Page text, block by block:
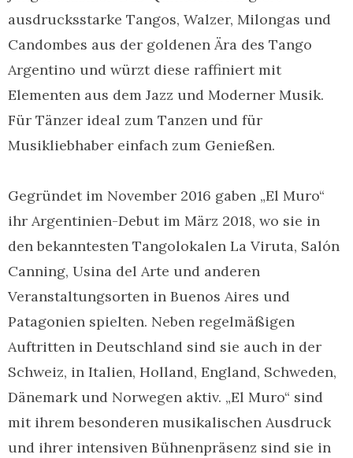
ausdrucksstarke Tangos, Walzer, Milongas und
Candombes aus der goldenen Ära des Tango
Argentino und würzt diese raffiniert mit
Elementen aus dem Jazz und Moderner Musik.
Für Tänzer ideal zum Tanzen und für
Musikliebhaber einfach zum Genießen.
Gegründet im November 2016 gaben „El Muro“
ihr Argentinien-Debut im März 2018, wo sie in
den bekanntesten Tangolokalen La Viruta, Salón
Canning, Usina del Arte und anderen
Veranstaltungsorten in Buenos Aires und
Patagonien spielten. Neben regelmäßigen
Auftritten in Deutschland sind sie auch in der
Schweiz, in Italien, Holland, England, Schweden,
Dänemark und Norwegen aktiv. „El Muro“ sind
mit ihrem besonderen musikalischen Ausdruck
und ihrer intensiven Bühnenpräsenz sind sie in